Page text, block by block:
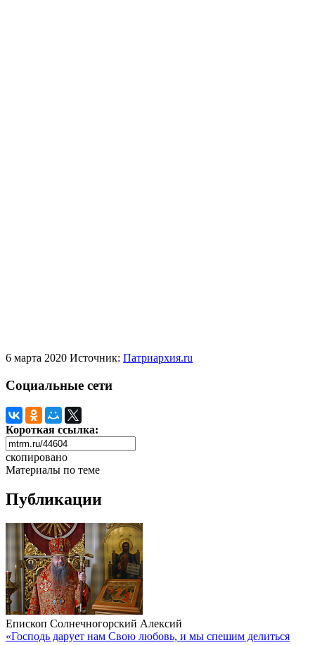
6 марта 2020 Источник: Патриархия.ru
Социальные сети
Короткая ссылка:
скопировано
Материалы по теме
Публикации
Епископ Солнечногорский Алексий
«Господь дарует нам Свою любовь, и мы спешим делиться